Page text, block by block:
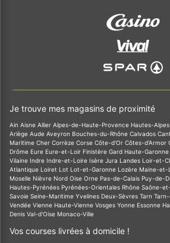
Je trouve mes magasins de proximité
Ain Aisne Allier Alpes-de-Haute-Provence Hautes-Alpes
Ariège Aude Aveyron Bouches-du-Rhône Calvados
Maritime Cher Corrèze Corse Côte-d'Or Côtes-d'Armor
Drôme Eure Eure-et-Loir Finistère Gard Haute-Garonne
Vilaine Indre Indre-et-Loire Isère Jura Landes Loir-et-
Atlantique Loiret Lot Lot-et-Garonne Lozère Maine-et-
Moselle Nièvre Nord Oise Orne Pas-de-Calais Puy-de-
Hautes-Pyrénées Pyrénées-Orientales Rhône Saône-
Savoie Seine-Maritime Yvelines Deux-Sèvres Tarn
Vendée Vienne Haute-Vienne Vosges Yonne Essonne
Denis Val-d'Oise Monaco-Ville
Vos courses livrées à domicile !